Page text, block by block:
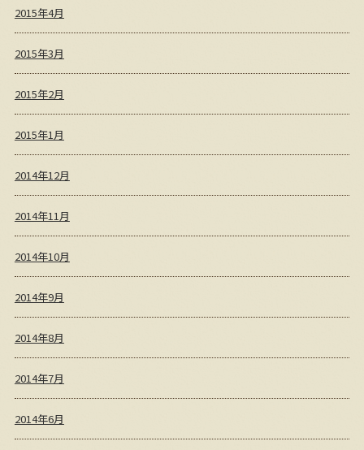
2015年4月
2015年3月
2015年2月
2015年1月
2014年12月
2014年11月
2014年10月
2014年9月
2014年8月
2014年7月
2014年6月